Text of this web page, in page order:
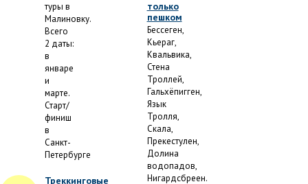
туры в
Малиновку.
Всего
2 даты:
в
январе
и
марте.
Старт/
финиш
в
Санкт-
Петербурге
Треккинговые
только
пешком
Бессеген,
Кьераг,
Квальвика,
Стена
Троллей,
Гальхёпигген,
Язык
Тролля,
Скала,
Прекестулен,
Долина
водопадов,
Нигардсбреен.